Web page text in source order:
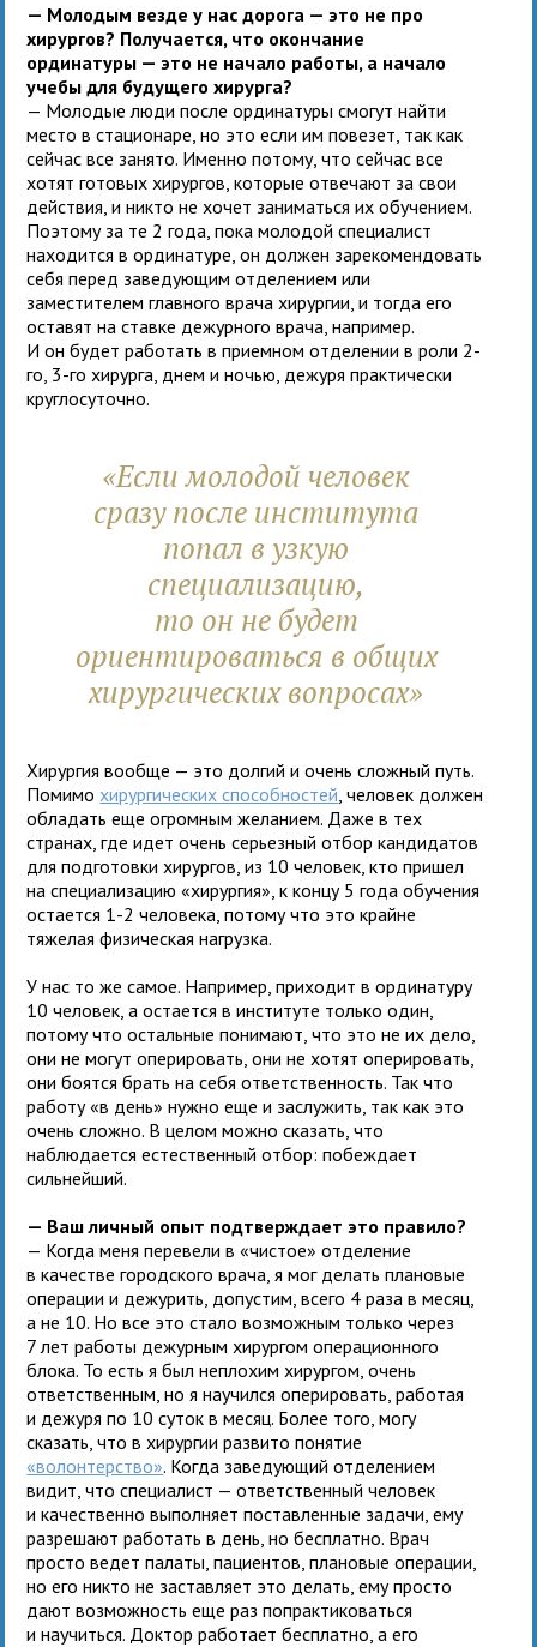
— Молодым везде у нас дорога — это не про
хирургов? Получается, что окончание
ординатуры — это не начало работы, а начало
учебы для будущего хирурга?
— Молодые люди после ординатуры смогут найти
место в стационаре, но это если им повезет, так как
сейчас все занято. Именно потому, что сейчас все
хотят готовых хирургов, которые отвечают за свои
действия, и никто не хочет заниматься их обучением.
Поэтому за те 2 года, пока молодой специалист
находится в ординатуре, он должен зарекомендовать
себя перед заведующим отделением или
заместителем главного врача хирургии, и тогда его
оставят на ставке дежурного врача, например.
И он будет работать в приемном отделении в роли 2-
го, 3-го хирурга, днем и ночью, дежуря практически
круглосуточно.
«Если молодой человек
сразу после института
попал в узкую
специализацию,
то он не будет
ориентироваться в общих
хирургических вопросах»
Хирургия вообще — это долгий и очень сложный путь.
Помимо хирургических способностей , человек должен
обладать еще огромным желанием. Даже в тех
странах, где идет очень серьезный отбор кандидатов
для подготовки хирургов, из 10 человек, кто пришел
на специализацию «хирургия», к концу 5 года обучения
остается 1-2 человека, потому что это крайне
тяжелая физическая нагрузка.
У нас то же самое. Например, приходит в ординатуру
10 человек, а остается в институте только один,
потому что остальные понимают, что это не их дело,
они не могут оперировать, они не хотят оперировать,
они боятся брать на себя ответственность. Так что
работу «в день» нужно еще и заслужить, так как это
очень сложно. В целом можно сказать, что
наблюдается естественный отбор: побеждает
сильнейший.
— Ваш личный опыт подтверждает это правило?
— Когда меня перевели в «чистое» отделение
в качестве городского врача, я мог делать плановые
операции и дежурить, допустим, всего 4 раза в месяц,
а не 10. Но все это стало возможным только через
7 лет работы дежурным хирургом операционного
блока. То есть я был неплохим хирургом, очень
ответственным, но я научился оперировать, работая
и дежуря по 10 суток в месяц. Более того, могу
сказать, что в хирургии развито понятие
«волонтерство». Когда заведующий отделением
видит, что специалист — ответственный человек
и качественно выполняет поставленные задачи, ему
разрешают работать в день, но бесплатно. Врач
просто ведет палаты, пациентов, плановые операции,
но его никто не заставляет это делать, ему просто
дают возможность еще раз попрактиковаться
и научиться. Доктор работает бесплатно, а его